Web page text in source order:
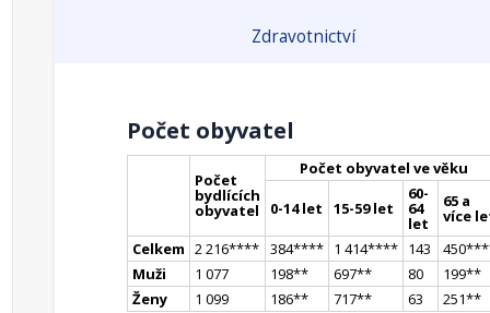
Zdravotnictví
Počet obyvatel
Počet
bydlících
obyvatel
Počet obyvatel ve věku
0-14 let 15-59 let
60-
64
let
65 a
více
Celkem 2 216**** 384**** 1 414**** 143 450**
Muži
1 077 198** 697** 80 199**
Ženy
1 099 186** 717** 63 251**